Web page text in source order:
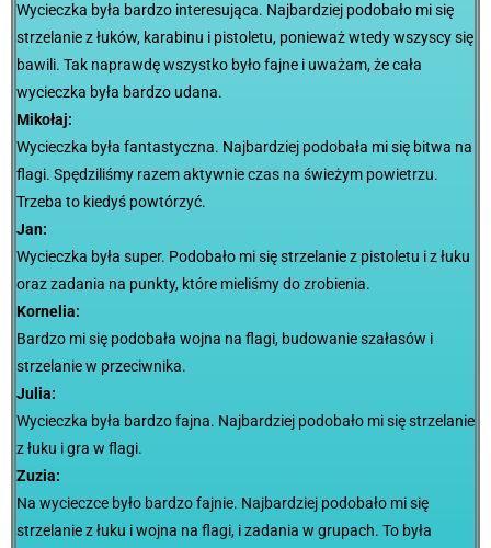
Wycieczka była bardzo interesująca. Najbardziej podobało mi się
strzelanie z łuków, karabinu i pistoletu, ponieważ wtedy wszyscy się
bawili. Tak naprawdę wszystko było fajne i uważam, że cała
wycieczka była bardzo udana.
Mikołaj:
Wycieczka była fantastyczna. Najbardziej podobała mi się bitwa na
flagi. Spędziliśmy razem aktywnie czas na świeżym powietrzu.
Trzeba to kiedyś powtórzyć.
Jan:
Wycieczka była super. Podobało mi się strzelanie z pistoletu i z łuku
oraz zadania na punkty, które mieliśmy do zrobienia.
Kornelia:
Bardzo mi się podobała wojna na flagi, budowanie szałasów i
strzelanie w przeciwnika.
Julia:
Wycieczka była bardzo fajna. Najbardziej podobało mi się strzelanie
z łuku i gra w flagi.
Zuzia:
Na wycieczce było bardzo fajnie. Najbardziej podobało mi się
strzelanie z łuku i wojna na flagi, i zadania w grupach. To była